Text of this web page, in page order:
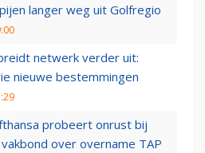
langer weg uit Golfregio
netwerk verder uit:
nieuwe bestemmingen
probeert onrust bij
over overname TAP